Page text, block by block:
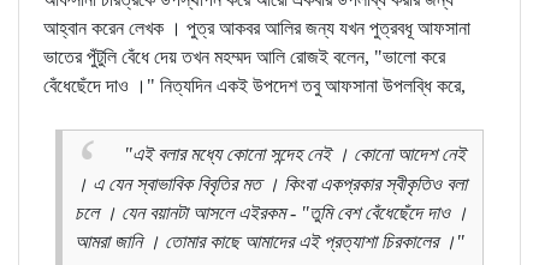
আহ্বান করেন লেখক । পুত্র আকবর আলির জন্য যখন পুত্রবধূ আফসানা
ভাতের পুঁটুলি বেঁধে দেয় তখন মহম্মদ আলি রোজই বলেন, "ভালো করে
বেঁধেছেঁদে দাও ।" নিত্যদিন একই উপদেশ তবু আফসানা উপলব্ধি করে,
"এই বলার মধ্যে কোনো সন্দেহ নেই । কোনো আদেশ নেই
। এ যেন স্বাভাবিক বিবৃতির মত । কিংবা একপ্রকার স্বীকৃতিও বলা
চলে । যেন বয়ানটা আসলে এইরকম - "তুমি বেশ বেঁধেছেঁদে দাও ।
আমরা জানি । তোমার কাছে আমাদের এই প্রত্যাশা চিরকালের ।"